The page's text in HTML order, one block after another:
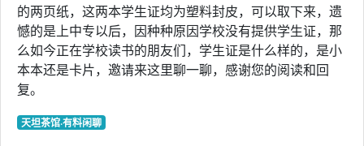
的两页纸，这两本学生证均为塑料封皮，可以取下来，遗
憾的是上中专以后，因种种原因学校没有提供学生证，那
么如今正在学校读书的朋友们，学生证是什么样的，是小
本本还是卡片，邀请来这里聊一聊，感谢您的阅读和回
复。
天坦茶馆·有料闲聊